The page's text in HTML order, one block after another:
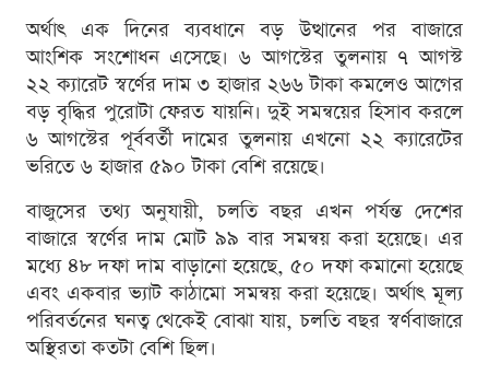
অর্থাৎ এক দিনের ব্যবধানে বড় উত্থানের পর বাজারে
আংশিক সংশোধন এসেছে। ৬ আগস্টের তুলনায় ৭ আগস্ট
২২ ক্যারেট স্বর্ণের দাম ৩ হাজার ২৬৬ টাকা কমলেও আগের
বড় বৃদ্ধির পুরোটা ফেরত যায়নি। দুই সমন্বয়ের হিসাব করলে
৬ আগস্টের পূর্ববর্তী দামের তুলনায় এখনো ২২ ক্যারেটের
ভরিতে ৬ হাজার ৫৯০ টাকা বেশি রয়েছে।
বাজুসের তথ্য অনুযায়ী, চলতি বছর এখন পর্যন্ত দেশের
বাজারে স্বর্ণের দাম মোট ৯৯ বার সমন্বয় করা হয়েছে। এর
মধ্যে ৪৮ দফা দাম বাড়ানো হয়েছে, ৫০ দফা কমানো হয়েছে
এবং একবার ভ্যাট কাঠামো সমন্বয় করা হয়েছে। অর্থাৎ মূল্য
পরিবর্তনের ঘনত্ব থেকেই বোঝা যায়, চলতি বছর স্বর্ণবাজারে
অস্থিরতা কতটা বেশি ছিল।